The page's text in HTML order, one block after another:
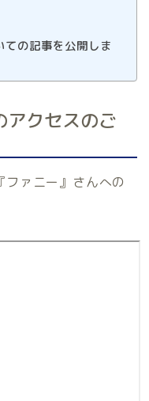
ての記事を公開しま
アクセスのご
ァニー』さんへの